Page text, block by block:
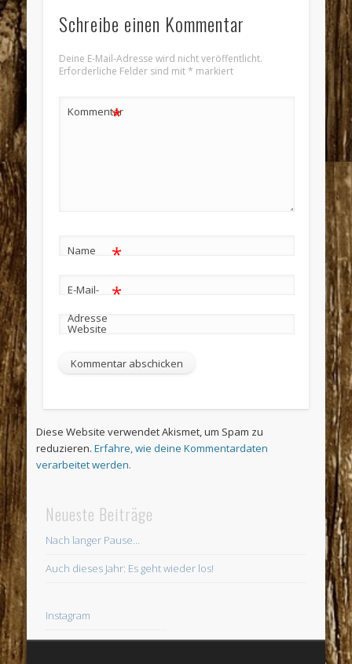
Schreibe einen Kommentar
Deine E-Mail-Adresse wird nicht veröffentlicht.
Erforderliche Felder sind mit* markiert
Kommentar
*
Name *
E-Mail-
Adresse
*
Website
Diese Website verwendet Akismet, um Spam zu
reduzieren.Erfahre, wie deine Kommentardaten
verarbeitet werden.
Neueste Beiträge
Nach langer Pause…
Auch dieses Jahr: Es geht wieder los!
Instagram